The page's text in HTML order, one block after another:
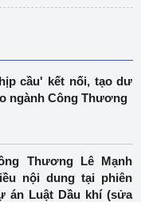
cầu' kết nối, tạo dư
ngành Công Thương
Thương Lê Mạnh
nội dung tại phiên
án Luật Dầu khí (sửa